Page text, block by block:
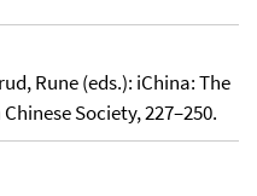
Rune (eds.): iChina: The
Society, 227–250.